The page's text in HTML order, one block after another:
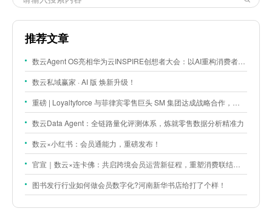
推荐文章
数云Agent OS亮相华为云INSPIRE创想者大会：以AI重构消费者运营与零售营销新范式
数云私域赢家 · AI 版 焕新升级！
重磅 | Loyaltyforce 与菲律宾零售巨头 SM 集团达成战略合作，携手开启 SMAC 会员数智化运营新征程
数云Data Agent：全链路量化评测体系，炼就零售数据分析精准力
数云×小红书：会员通能力，重磅发布！
官宣｜数云×连卡佛：共启跨境会员运营新征程，重塑消费联结新体验
图书发行行业如何做会员数字化?河南新华书店给打了个样！